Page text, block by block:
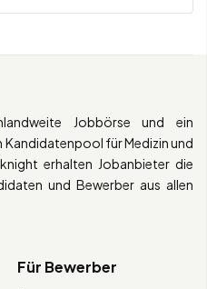
Jobbörse und ein
für Medizin und
erhalten Jobanbieter die
und Bewerber aus allen
Für Bewerber